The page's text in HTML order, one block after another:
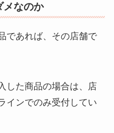
メなのか
であれば、その店舗で
した商品の場合は、店
インでのみ受付してい